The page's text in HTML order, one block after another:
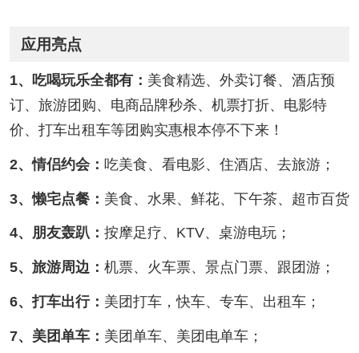
应用亮点
1、吃喝玩乐全都有： 美食精选、外卖订餐、酒店预
订、旅游团购、电商品牌秒杀、机票打折、电影特
价、打车出租车等团购实惠根本停不下来！
2、情侣约会： 吃美食、看电影、住酒店、去旅游；
3、懒宅点餐： 美食、水果、鲜花、下午茶、超市百货
4、朋友轰趴： 按摩足疗、KTV、桌游电玩；
5、旅游周边： 机票、火车票、景点门票、跟团游；
6、打车出行： 美团打车，快车、专车、出租车；
7、美团单车： 美团单车、美团电单车；